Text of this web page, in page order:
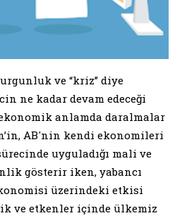
ve “kriz” diye
ne kadar devam edeceği
anlamda daralmalar
AB'nin kendi ekonomileri
uyguladığı mali ve
gösterir iken, yabancı
üzerindeki etkisi
ve etkenler içinde ülkemiz